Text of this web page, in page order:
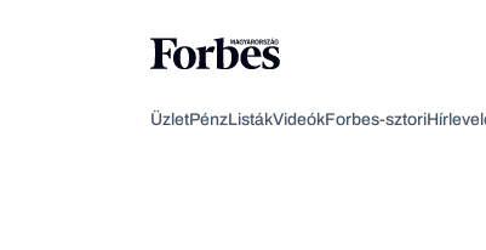
ÜzletPénzListákVideókForbes-sztori